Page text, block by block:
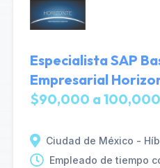
Especialista SAP
Empresarial
$90,000 a
Ciudad de México -
Empleado de tiempo